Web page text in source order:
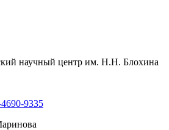
научный центр им. Н.Н. Блохина
9335